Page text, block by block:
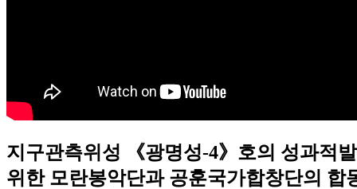
지구관측위성 《광명성-4》호의 성과적
위한 모란봉악단과 공훈국가합창단의 합